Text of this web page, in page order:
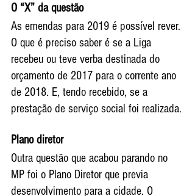
O “X” da questão
As emendas para 2019 é possível rever.
O que é preciso saber é se a Liga
recebeu ou teve verba destinada do
orçamento de 2017 para o corrente ano
de 2018. E, tendo recebido, se a
prestação de serviço social foi realizada.
Plano diretor
Outra questão que acabou parando no
MP foi o Plano Diretor que previa
desenvolvimento para a cidade. O